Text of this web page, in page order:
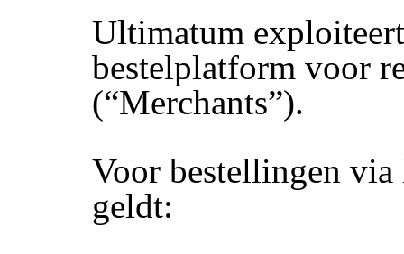
Ultimatum
bestelplatform voor
(“Merchants”).
Voor bestellingen
geldt: